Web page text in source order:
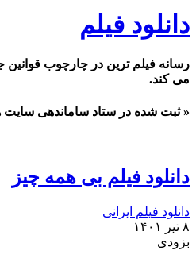
دانلود فیلم
رسانه فیلم ترین در چارچوب قوانین
می کند.
« ثبت شده در ستاد ساماندهی سایت
دانلود فیلم بی همه چیز
دانلود فیلم ایرانی
۸ تیر ۱۴۰۱
بزودی